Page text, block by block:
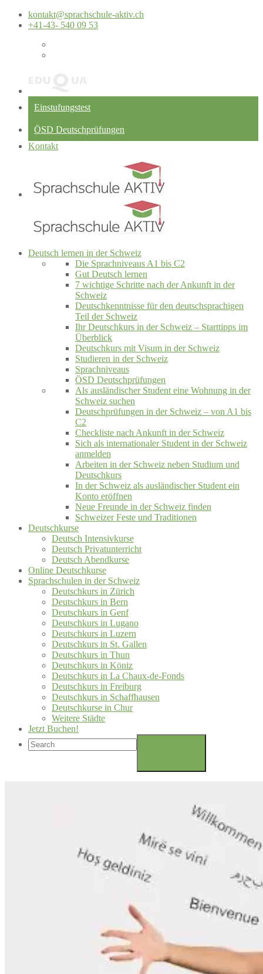
kontakt@sprachschule-aktiv.ch
+41-43- 540 09 53
Einstufungstest
ÖSD Deutschprüfungen
Kontakt
Deutsch lernen in der Schweiz
Die Sprachniveaus A1 bis C2
Gut Deutsch lernen
7 wichtige Schritte nach der Ankunft in der
Schweiz
Deutschkenntnisse für den deutschsprachigen
Teil der Schweiz
Ihr Deutschkurs in der Schweiz – Starttipps im
Überblick
Deutschkurs mit Visum in der Schweiz
Studieren in der Schweiz
Sprachniveaus
ÖSD Deutschprüfungen
Als ausländischer Student eine Wohnung in der
Schweiz suchen
Deutschprüfungen in der Schweiz – von A1 bis
C2
Checkliste nach Ankunft in der Schweiz
Sich als internationaler Student in der Schweiz
anmelden
Arbeiten in der Schweiz neben Studium und
Deutschkurs
In der Schweiz als ausländischer Student ein
Konto eröffnen
Neue Freunde in der Schweiz finden
Schweizer Feste und Traditionen
Deutschkurse
Deutsch Intensivkurse
Deutsch Privatunterricht
Deutsch Abendkurse
Online Deutschkurse
Sprachschulen in der Schweiz
Deutschkurs in Zürich
Deutschkurs in Bern
Deutschkurs in Genf
Deutschkurs in Lugano
Deutschkurs in Luzern
Deutschkurs in St. Gallen
Deutschkurs in Thun
Deutschkurs in Köniz
Deutschkurs in La Chaux-de-Fonds
Deutschkurs in Freiburg
Deutschkurs in Schaffhausen
Deutschkurse in Chur
Weitere Städte
Jetzt Buchen!